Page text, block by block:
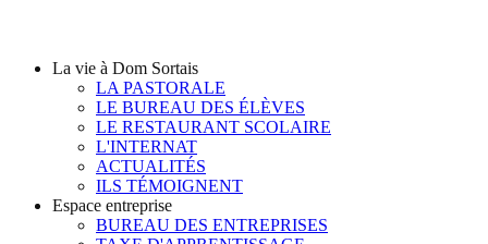
La vie à Dom Sortais
LA PASTORALE
LE BUREAU DES ÉLÈVES
LE RESTAURANT SCOLAIRE
L'INTERNAT
ACTUALITÉS
ILS TÉMOIGNENT
Espace entreprise
BUREAU DES ENTREPRISES